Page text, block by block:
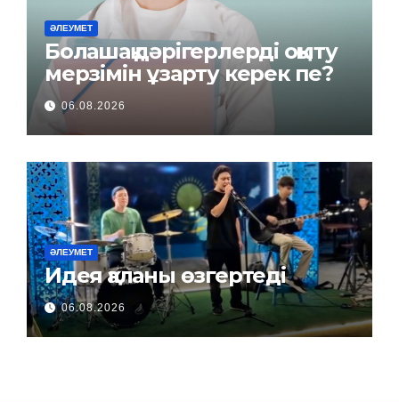
ӘЛЕУМЕТ
Болашақ дәрігерлерді оқыту
мерзімін ұзарту керек пе?
06.08.2026
ӘЛЕУМЕТ
Идея қаланы өзгертеді
06.08.2026